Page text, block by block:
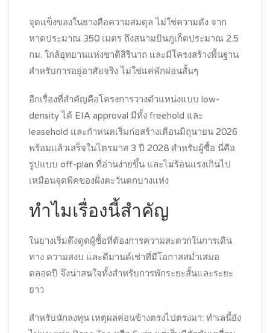
จุดแข็งของในยางคือความสมดุล ไม่ใช่ความดัง จาก
หาดประมาณ 350 เมตร ถึงสนามบินภูเก็ตประมาณ 2.5
กม. ใกล้อุทยานแห่งชาติสิรินาถ และมีโครงสร้างพื้นฐาน
สำหรับการอยู่อาศัยจริง ไม่ใช่แค่พักผ่อนสั้นๆ
อีกเรื่องที่สำคัญคือโครงการวางตำแหน่งแบบ low-
density ได้ EIA approval มีทั้ง freehold และ
leasehold และกำหนดเริ่มก่อสร้างเดือนมิถุนายน 2026
พร้อมแล้วเสร็จในไตรมาส 3 ปี 2028 สำหรับผู้ซื้อ นี่คือ
รูปแบบ off-plan ที่อ่านง่ายขึ้น และไม่ร้อนแรงเกินไป
เหมือนจุดพีคของฝั่งตะวันตกบางแห่ง
ทำไมเรื่องนี้สำคัญ
ในยางเริ่มดึงดูดผู้ซื้อที่ต้องการความสะดวกในการเดิน
ทาง ความสงบ และดีมานด์เช่าที่มีโอกาสสม่ำเสมอ
ตลอดปี จึงน่าสนใจทั้งสำหรับการพักระยะสั้นและระยะ
ยาว
สำหรับนักลงทุน เหตุผลค่อนข้างตรงไปตรงมา: ทำเลนี้ยัง